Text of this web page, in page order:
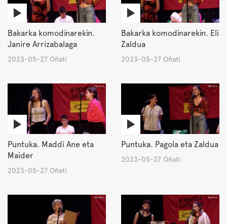
Bakarka komodinarekin.
Janire Arrizabalaga
2023-05-27 Oñati
Bakarka komodinarekin. Eli
Zaldua
2023-05-27 Oñati
Puntuka. Maddi Ane eta
Maider
2023-05-27 Oñati
Puntuka. Pagola eta Zaldua
2023-05-27 Oñati